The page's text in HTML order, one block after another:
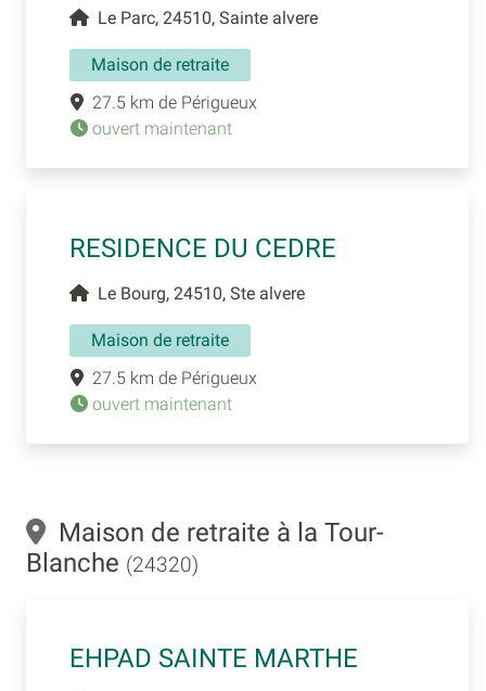
Le Parc, 24510, Sainte alvere
Maison de retraite
27.5 km de Périgueux
ouvert maintenant
RESIDENCE DU CEDRE
Le Bourg, 24510, Ste alvere
Maison de retraite
27.5 km de Périgueux
ouvert maintenant
Maison de retraite à la Tour-
Blanche (24320)
EHPAD SAINTE MARTHE